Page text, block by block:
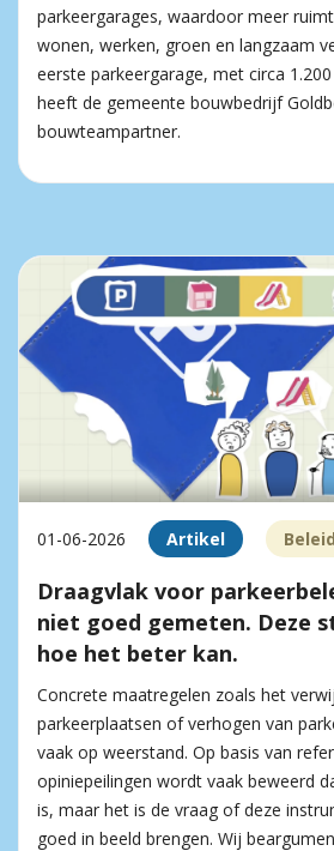
parkeergarages, waardoor meer
wonen, werken, groen en langzaam
eerste parkeergarage, met circa
heeft de gemeente bouwbedrijf
bouwteampartner.
01-06-2026 Artikel
Draagvlak voor
niet goed gemeten. Deze
hoe het beter kan.
Concrete maatregelen zoals het
parkeerplaatsen of verhogen van
vaak op weerstand. Op basis van
opiniepeilingen wordt vaak beweerd
is, maar het is de vraag of deze
goed in beeld brengen. Wij